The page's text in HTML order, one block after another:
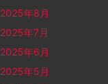
2025年8月
2025年7月
2025年6月
2025年5月